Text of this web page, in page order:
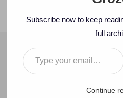
ENTREPRENEUR.
BLOG
2008 > July > 11 > www >
Subscribe now to keep
full
Type your email…
Continue